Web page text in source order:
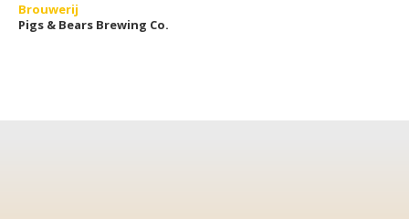
Brouwerij
Pigs & Bears Brewing Co.